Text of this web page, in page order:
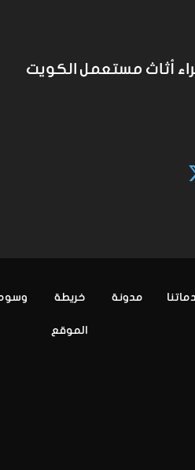
أثاث مستعمل الكويت
مدونة خريطة
الموقع